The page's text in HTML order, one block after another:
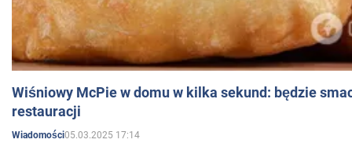
Wiśniowy McPie w domu w kilka sekund: będzie
restauracji
Wiadomości05.03.2025 17:14